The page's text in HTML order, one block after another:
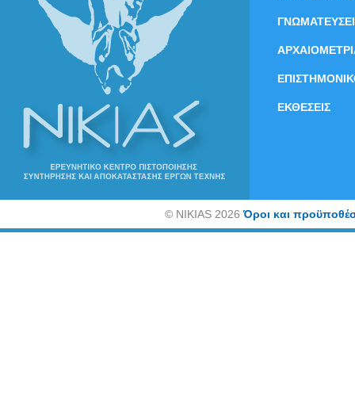
ΕΚΘΕΣΕΙΣ
©NIKIAS 2026Όροι και